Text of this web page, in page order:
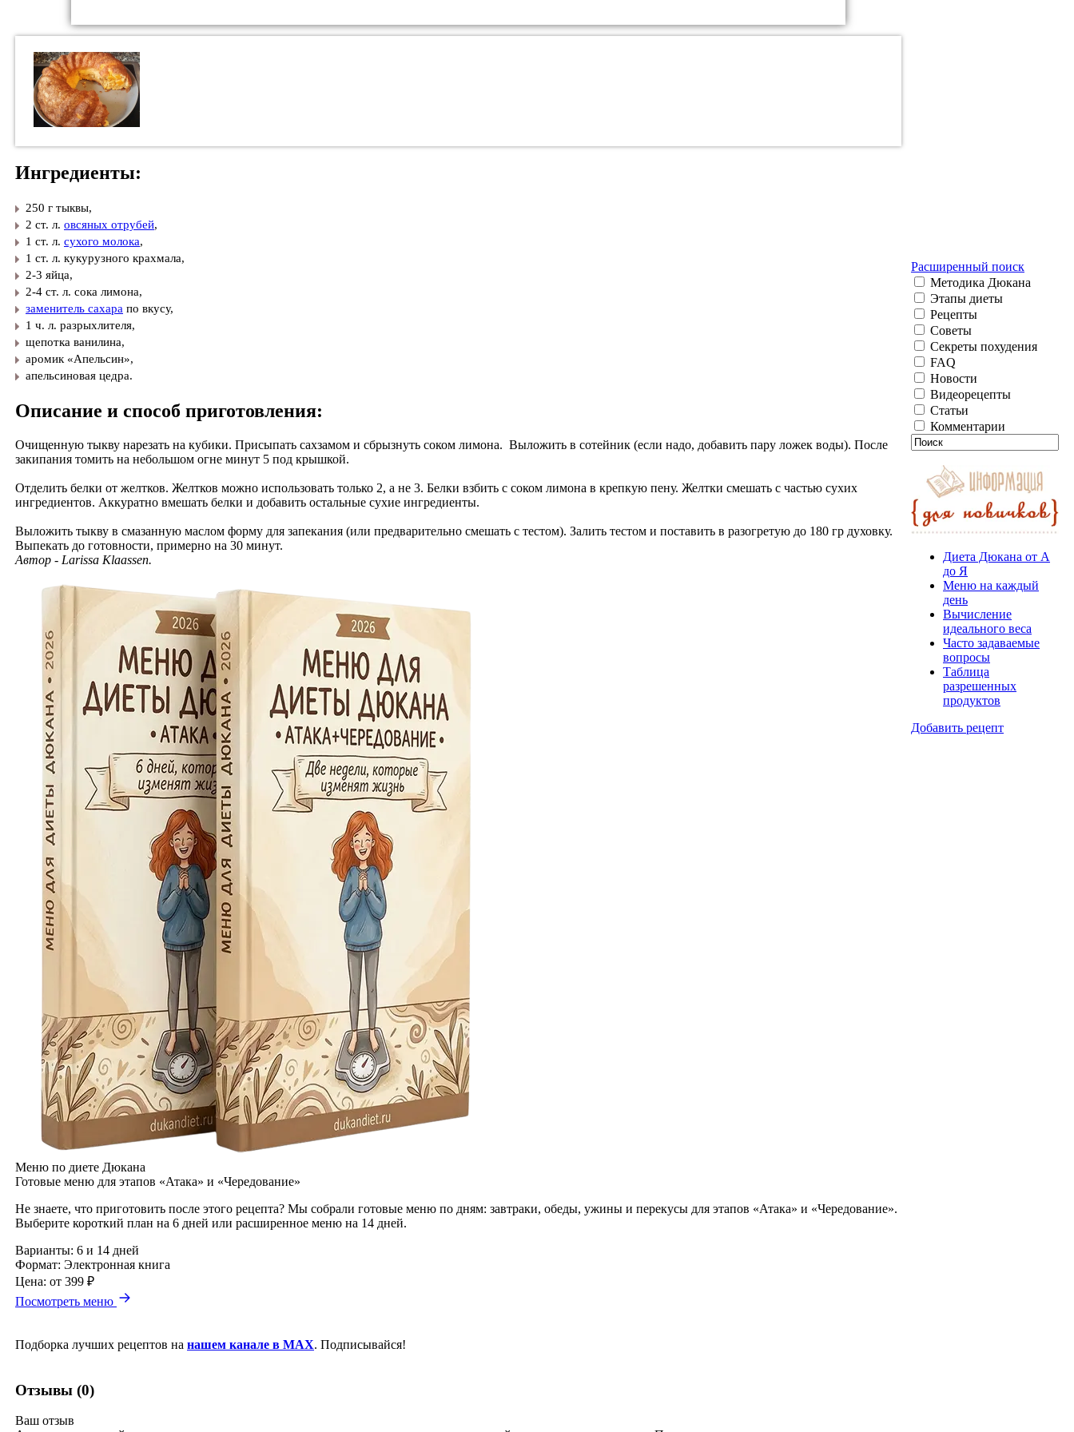
Ингредиенты:
250 г тыквы,
​2 ст. л. овсяных отрубей,
​1 ст. л. сухого молока,
​1 ст. л. кукурузного крахмала,
​2-3 яйца,
​2-4 ст. л. сока лимона,
заменитель сахара по вкусу,
​1 ч. л. разрыхлителя,
​щепотка ванилина,
​аромик «Апельсин»,
​апельсиновая цедра.
Описание и способ приготовления:
Очищенную тыкву нарезать на кубики. Присыпать сахзамом и сбрызнуть соком лимона. Выложить в сотейник (если надо, добавить пару ложек воды). После
закипания томить на небольшом огне минут 5 под крышкой.
Отделить белки от желтков. Желтков можно использовать только 2, а не 3. Белки взбить с соком лимона в крепкую пену. Желтки смешать с частью сухих
ингредиентов. Аккуратно вмешать белки и добавить остальные сухие ингредиенты.
Выложить тыкву в смазанную маслом форму для запекания (или предварительно смешать с тестом). Залить тестом и поставить в разогретую до 180 гр духовку.
Выпекать до готовности, примерно на 30 минут.
Автор - Larissa Klaassen.
Меню по диете Дюкана
Готовые меню для этапов «Атака» и «Чередование»
Не знаете, что приготовить после этого рецепта? Мы собрали готовые меню по дням: завтраки, обеды, ужины и перекусы для этапов «Атака» и «Чередование».
Выберите короткий план на 6 дней или расширенное меню на 14 дней.
Варианты: 6 и 14 дней
Формат: Электронная книга
Цена: от 399 ₽
Посмотреть меню
Подборка лучших рецептов на нашем канале в MAX. Подписывайся!
Отзывы (0)
Ваш отзыв
Расширенный поиск
Методика Дюкана
Этапы диеты
Рецепты
Советы
Секреты похудения
FAQ
Новости
Видеорецепты
Статьи
Комментарии
Диета Дюкана от А
до Я
Меню на каждый
день
Вычисление
идеального веса
Часто задаваемые
вопросы
Таблица
разрешенных
продуктов
Добавить рецепт